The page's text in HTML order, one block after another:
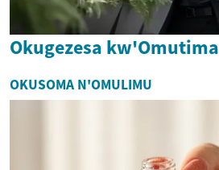
Okugezesa kw'Omutima
OKUSOMA N'OMULIMU